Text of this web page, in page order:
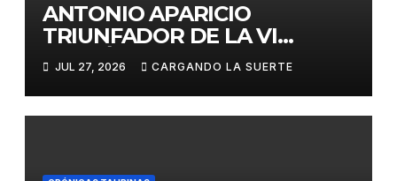
ANTONIO APARICIO
TRIUNFADOR DE LA VI
EDICIÓN DEL CERTAMEN
«VILLA DE LA SOLANA»
JUL 27, 2026 CARGANDO LA SUERTE